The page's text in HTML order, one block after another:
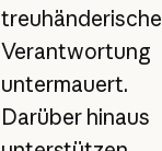
treuhänderische
Verantwortung
untermauert.
Darüber hinaus